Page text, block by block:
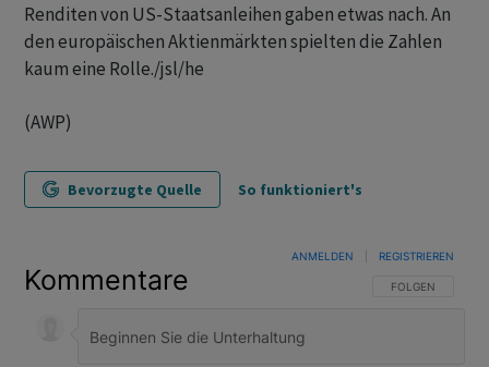
Renditen von US-Staatsanleihen gaben etwas nach. An
den europäischen Aktienmärkten spielten die Zahlen
kaum eine Rolle./jsl/he
(AWP)
Bevorzugte Quelle So funktioniert's
Kommentare FOLGE DIESER
FOLGEN
ANMELDEN REGISTRIEREN